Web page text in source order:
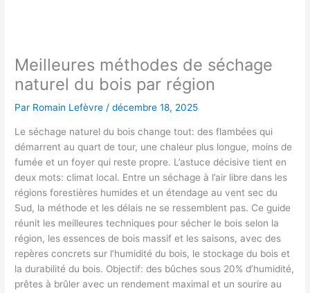
Meilleures méthodes de séchage
naturel du bois par région
Par Romain Lefèvre/décembre 18, 2025
Le séchage naturel du bois change tout: des flambées qui
démarrent au quart de tour, une chaleur plus longue, moins de
fumée et un foyer qui reste propre. L’astuce décisive tient en
deux mots: climat local. Entre un séchage à l’air libre dans les
régions forestières humides et un étendage au vent sec du
Sud, la méthode et les délais ne se ressemblent pas. Ce guide
réunit les meilleures techniques pour sécher le bois selon la
région, les essences de bois massif et les saisons, avec des
repères concrets sur l’humidité du bois, le stockage du bois et
la durabilité du bois. Objectif: des bûches sous 20% d’humidité,
prêtes à brûler avec un rendement maximal et un sourire au